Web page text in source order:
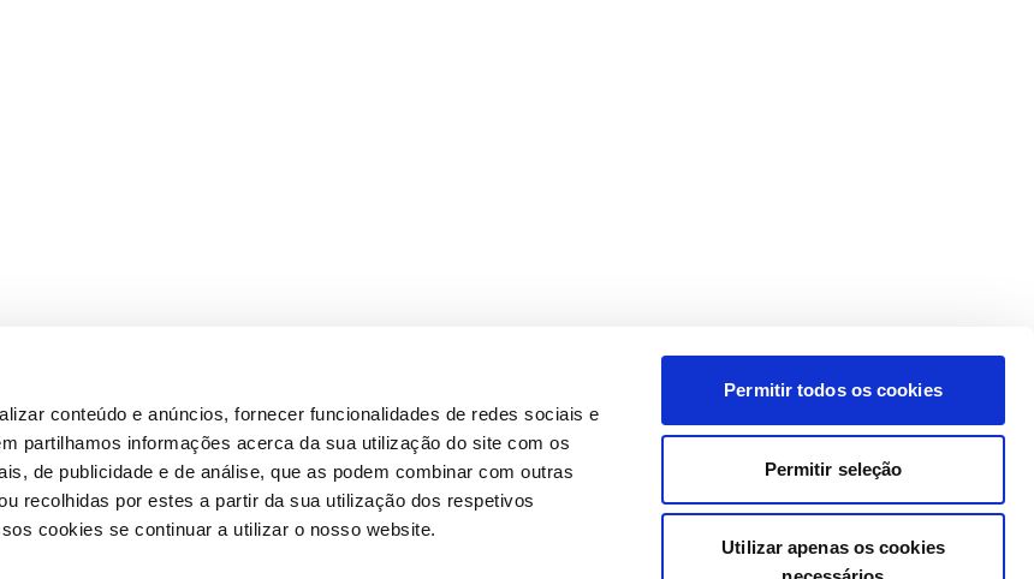
conteúdo e anúncios, fornecer funcionalidades de redes sociais e
partilhamos informações acerca da sua utilização do site com os
de publicidade e de análise, que as podem combinar com outras
recolhidas por estes a partir da sua utilização dos respetivos
cookies se continuar a utilizar o nosso website.
Permitir todos os cookies
Permitir seleção
Utilizar apenas os cookies